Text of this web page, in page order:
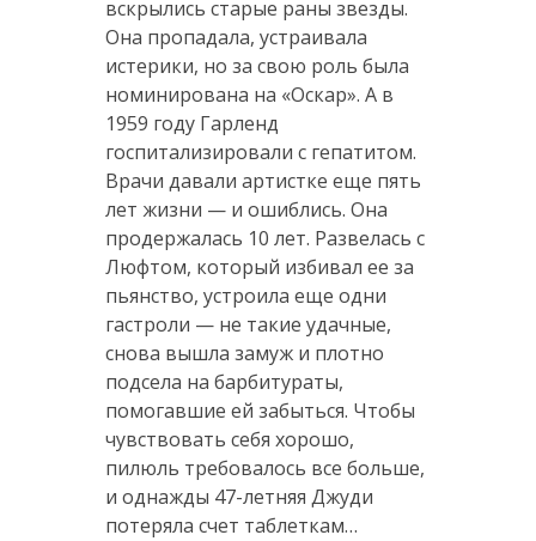
вскрылись старые раны звезды.
Она пропадала, устраивала
истерики, но за свою роль была
номинирована на «Оскар». А в
1959 году Гарленд
госпитализировали с гепатитом.
Врачи давали артистке еще пять
лет жизни — и ошиблись. Она
продержалась 10 лет. Развелась с
Люфтом, который избивал ее за
пьянство, устроила еще одни
гастроли — не такие удачные,
снова вышла замуж и плотно
подсела на барбитураты,
помогавшие ей забыться. Чтобы
чувствовать себя хорошо,
пилюль требовалось все больше,
и однажды 47-летняя Джуди
потеряла счет таблеткам…